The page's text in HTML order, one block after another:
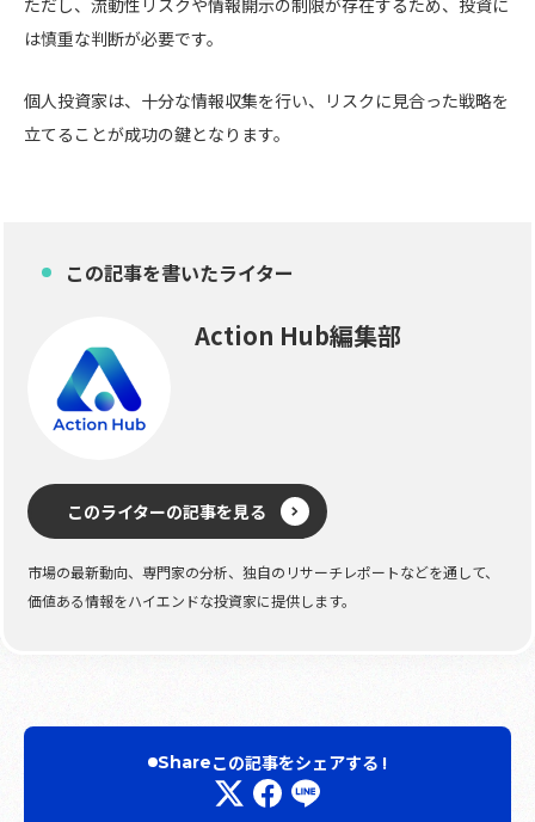
は慎重な判断が必要です。
個人投資家は、十分な情報収集を行い、リスクに見合った戦略を
立てることが成功の鍵となります。
この記事を書いたライター
Action Hub編集部
このライターの記事を見る
市場の最新動向、専門家の分析、独自のリサーチレポートなどを通して、
価値ある情報をハイエンドな投資家に提供します。
Shareこの記事をシェアする !